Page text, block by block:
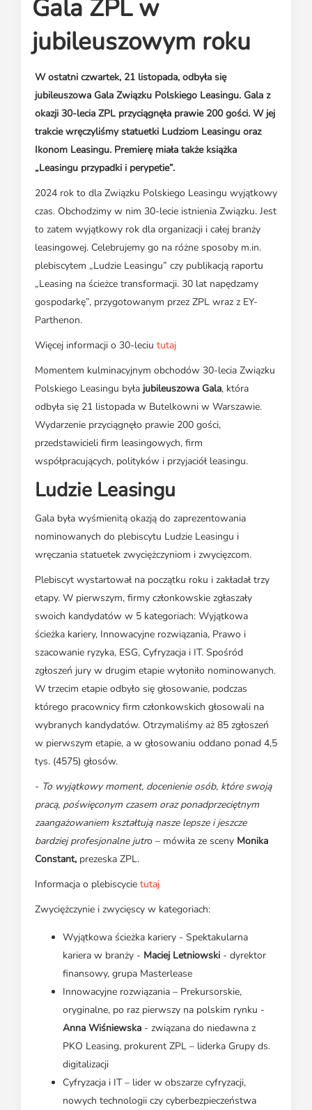
Partnerzy ZPL
Materiały do pobrania
Kontakt dla mediów
Klauzule informacyjne
Gala ZPL w
jubileuszowym roku
W ostatni czwartek, 21 listopada, odbyła się
jubileuszowa Gala Związku Polskiego Leasingu. Gala z
okazji 30-lecia ZPL przyciągnęła prawie 200 gości. W jej
trakcie wręczyliśmy statuetki Ludziom Leasingu oraz
Ikonom Leasingu. Premierę miała także książka
„Leasingu przypadki i perypetie”.
2024 rok to dla Związku Polskiego Leasingu wyjątkowy
czas. Obchodzimy w nim 30-lecie istnienia Związku. Jest
to zatem wyjątkowy rok dla organizacji i całej branży
leasingowej. Celebrujemy go na różne sposoby m.in.
plebiscytem „Ludzie Leasingu” czy publikacją raportu
„Leasing na ścieżce transformacji. 30 lat napędzamy
gospodarkę”, przygotowanym przez ZPL wraz z EY-
Parthenon.
Więcej informacji o 30-leciu tutaj
Momentem kulminacyjnym obchodów 30-lecia Związku
Polskiego Leasingu była jubileuszowa Gala, która
odbyła się 21 listopada w Butelkowni w Warszawie.
Wydarzenie przyciągnęło prawie 200 gości,
przedstawicieli firm leasingowych, firm
współpracujących, polityków i przyjaciół leasingu.
Ludzie Leasingu
Gala była wyśmienitą okazją do zaprezentowania
nominowanych do plebiscytu Ludzie Leasingu i
wręczania statuetek zwyciężczyniom i zwycięzcom.
Plebiscyt wystartował na początku roku i zakładał trzy
etapy. W pierwszym, firmy członkowskie zgłaszały
swoich kandydatów w 5 kategoriach: Wyjątkowa
ścieżka kariery, Innowacyjne rozwiązania, Prawo i
szacowanie ryzyka, ESG, Cyfryzacja i IT. Spośród
zgłoszeń jury w drugim etapie wyłoniło nominowanych.
W trzecim etapie odbyło się głosowanie, podczas
którego pracownicy firm członkowskich głosowali na
wybranych kandydatów. Otrzymaliśmy aż 85 zgłoszeń
w pierwszym etapie, a w głosowaniu oddano ponad 4,5
tys. (4575) głosów.
- To wyjątkowy moment, docenienie osób, które swoją
pracą, poświęconym czasem oraz ponadprzeciętnym
zaangażowaniem kształtują nasze lepsze i jeszcze
bardziej profesjonalne jutro – mówiła ze sceny Monika
Constant, prezeska ZPL.
Informacja o plebiscycie tutaj
Zwyciężczynie i zwycięscy w kategoriach:
Wyjątkowa ścieżka kariery - Spektakularna
kariera w branży - Maciej Letniowski - dyrektor
finansowy, grupa Masterlease
Innowacyjne rozwiązania – Prekursorskie,
oryginalne, po raz pierwszy na polskim rynku -
Anna Wiśniewska - związana do niedawna z
PKO Leasing, prokurent ZPL – liderka Grupy ds.
digitalizacji
Cyfryzacja i IT – lider w obszarze cyfryzacji,
nowych technologii czy cyberbezpieczeństwa